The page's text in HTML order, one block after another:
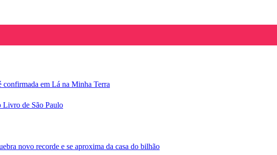
em Lá na Minha Terra
Livro de São Paulo
novo recorde e se aproxima da casa do bilhão